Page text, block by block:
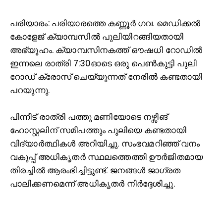
പരിയാരം: പരിയാരത്തെ കണ്ണൂർ ഗവ. മെഡിക്കല്‍
കോളേജ് ക്യാമ്പസില്‍ പുലിയിറങ്ങിയതായി
അഭ്യൂഹം. ക്യാമ്പസിനകത്ത് ഔഷധി റോഡില്‍
ഇന്നലെ രാത്രി 7:30ഓടെ ഒരു പെണ്‍കുട്ടി പുലി
റോഡ് ക്രോസ് ചെയ്യുന്നത് നേരില്‍ കണ്ടതായി
പറയുന്നു.
പിന്നീട് രാത്രി പത്തു മണിയോടെ നഴ്സിങ്
ഹോസ്റ്റലിന് സമീപത്തും പുലിയെ കണ്ടതായി
വിദ്യാർത്ഥികള്‍ അറിയിച്ചു. സംഭവമറിഞ്ഞ് വനം
വകുപ്പ് അധികൃതർ സ്ഥലത്തെത്തി ഊർജിതമായ
തിരച്ചില്‍ ആരംഭിച്ചിട്ടുണ്ട്. ജനങ്ങള്‍ ജാഗ്രത
പാലിക്കണമെന്ന് അധികൃതർ നിർദ്ദേശിച്ചു.